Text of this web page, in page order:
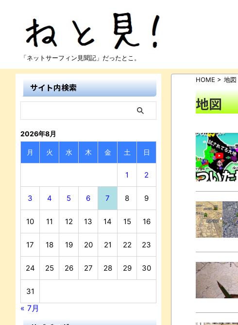
「ネットサーフィン見聞記」だったとこ。
HOME > 地図
地図
サイト内検索
2026年8月
月 火 水 木 金 土 日
1 2
3 4 5 6 7 8 9
10 11 12 13 14 15 16
17 18 19 20 21 22 23
24 25 26 27 28 29 30
31
« 7月